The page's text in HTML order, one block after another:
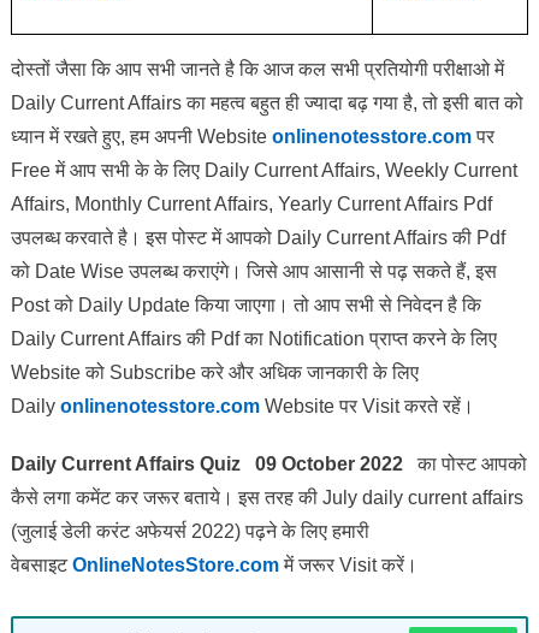
दोस्तों जैसा कि आप सभी जानते है कि आज कल सभी प्रतियोगी परीक्षाओ में
Daily Current Affairs का महत्व बहुत ही ज्यादा बढ़ गया है, तो इसी बात को
ध्यान में रखते हुए, हम अपनी Website onlinenotesstore.comपर
Free में आप सभी के के लिए Daily Current Affairs, Weekly Current
Affairs, Monthly Current Affairs, Yearly Current Affairs Pdf
उपलब्ध करवाते है। इस पोस्ट में आपको Daily Current Affairs की Pdf
को Date Wise उपलब्ध कराएंगे। जिसे आप आसानी से पढ़ सकते हैं, इस
Post को Daily Update किया जाएगा। तो आप सभी से निवेदन है कि
Daily Current Affairs की Pdf का Notification प्राप्त करने के लिए
Website को Subscribe करे और अधिक जानकारी के लिए
Daily onlinenotesstore.comWebsite पर Visit करते रहें।
Daily Current Affairs Quiz 09 October 2022
का पोस्ट आपको
कैसे लगा कमेंट कर जरूर बताये।इस तरह की July daily current affairs
(जुलाई डेली करंट अफेयर्स 2022) पढ़ने के लिए हमारी
वेबसाइटOnlineNotesStore.comमें जरूर Visit करें।